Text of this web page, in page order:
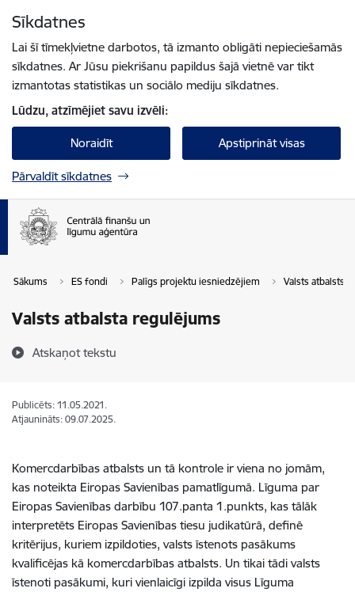
Sīkdatnes
Lai šī tīmekļvietne darbotos, tā izmanto obligāti nepieciešamās
sīkdatnes. Ar Jūsu piekrišanu papildus šajā vietnē var tikt
izmantotas statistikas un sociālo mediju sīkdatnes.
Lūdzu, atzīmējiet savu izvēli:
Noraidīt Apstiprināt visas
Pārvaldīt sīkdatnes
Sākums ES fondi Palīgs projektu iesniedzējiem Valsts atbalsts
Valsts atbalsta regulējums
Atskaņot tekstu
Publicēts: 11.05.2021.
Atjaunināts: 09.07.2025.
Komercdarbības atbalsts un tā kontrole ir viena no jomām,
kas noteikta Eiropas Savienības pamatlīgumā. Līguma par
Eiropas Savienības darbību 107.panta 1.punkts, kas tālāk
interpretēts Eiropas Savienības tiesu judikatūrā, definē
kritērijus, kuriem izpildoties, valsts īstenots pasākums
kvalificējas kā komercdarbības atbalsts. Un tikai tādi valsts
īstenoti pasākumi, kuri vienlaicīgi izpilda visus Līguma